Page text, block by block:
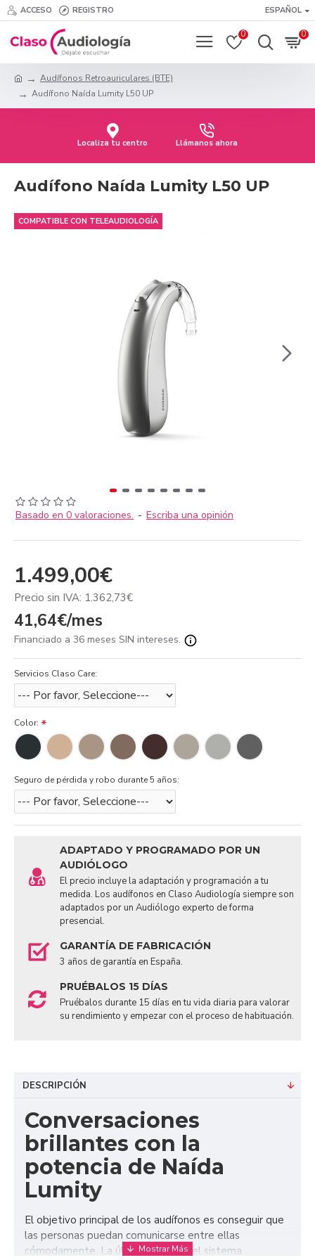
ACCESO REGISTRO ESPAÑOL
0 0
Audífonos Retroauriculares (BTE)
Audífono Naída Lumity L50 UP
Localiza tu centro Llámanos ahora
Audífono Naída Lumity L50 UP
COMPATIBLE CON TELEAUDIOLOGÍA
Basado en 0 valoraciones. - Escriba una opinión
1.499,00€
Precio sin IVA: 1.362,73€
41,64€/mes
Financiado a 36 meses SIN intereses.
Servicios Claso Care:
Color:
Seguro de pérdida y robo durante 5 años:
ADAPTADO Y PROGRAMADO POR UN
AUDIÓLOGO
El precio incluye la adaptación y programación a tu
medida. Los audífonos en Claso Audiología siempre son
adaptados por un Audiólogo experto de forma
presencial.
GARANTÍA DE FABRICACIÓN
3 años de garantía en España.
PRUÉBALOS 15 DÍAS
Pruébalos durante 15 días en tu vida diaria para valorar
su rendimiento y empezar con el proceso de habituación.
DESCRIPCIÓN
Conversaciones
brillantes con la
potencia de Naída
Lumity
El objetivo principal de los audífonos es conseguir que
las personas puedan comunicarse entre ellas
cómodamente. La última versión del sistema